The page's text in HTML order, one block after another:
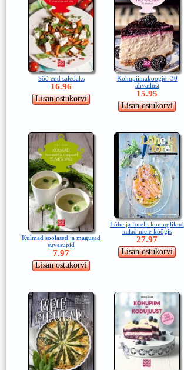
Söö end saledaks
16.96
Kohupiimakoogid: 30
ahvatlust
15.95
Külmad soolased ja magusad
suvesupid
7.97
Lõhe ja forell: kuninglikud
kalad meie köögis
27.97